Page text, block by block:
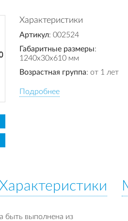
Характеристики
Артикул: 002524
Габаритные размеры:
1240x30x610 мм
Возрастная группа: от 1 лет
Подробнее
Характеристики
быть выполнена из